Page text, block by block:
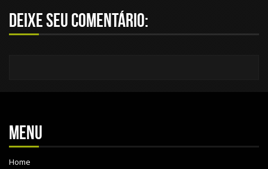
Deixe seu comentário:
Menu
Home